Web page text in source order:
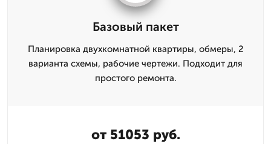
Базовый пакет
Планировка двухкомнатной квартиры, обмеры, 2
варианта схемы, рабочие чертежи. Подходит для
простого ремонта.
от 51053 руб.